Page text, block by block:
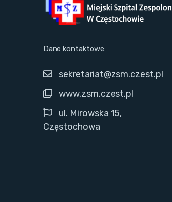
Dane kontaktowe:
sekretariat@zsm.czest.pl
www.zsm.czest.pl
ul. Mirowska 15,
Częstochowa